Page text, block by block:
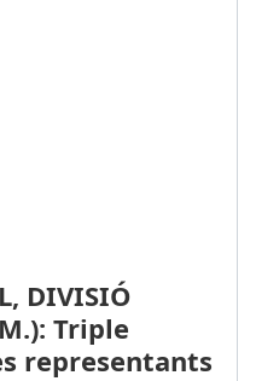
DIVISIÓ
Triple
representants